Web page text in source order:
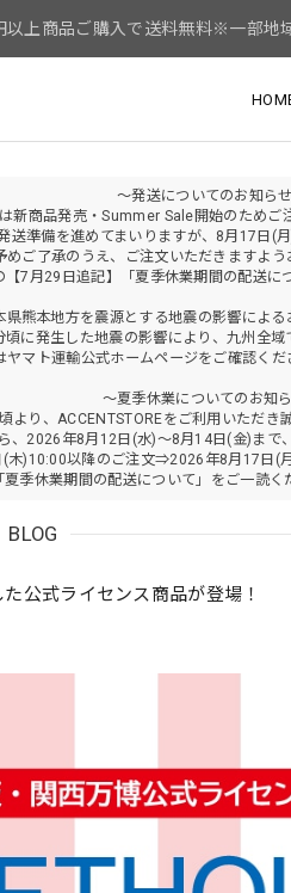
以上商品ご購入で送料無料※一部地
～発送についてのお知ら
新商品発売・Summer Sale開始のためご
送準備を進めてまいりますが、8月17日(
めご了承のうえ、ご注文いただきますよう
【7月29日追記】「夏季休業期間の配送に
県熊本地方を震源とする地震の影響によ
に発生した地震の影響により、九州全域
ヤマト運輸公式ホームページをご確認くだ
～夏季休業についてのお知
より、ACCENTSTOREをご利用いただき
、2026年8月12日(水)～8月14日(金)まで
木)10:00以降のご注文⇒2026年8月17日(月
季休業期間の配送について」をご一読く
BLOG
公式ライセンス商品が登場！